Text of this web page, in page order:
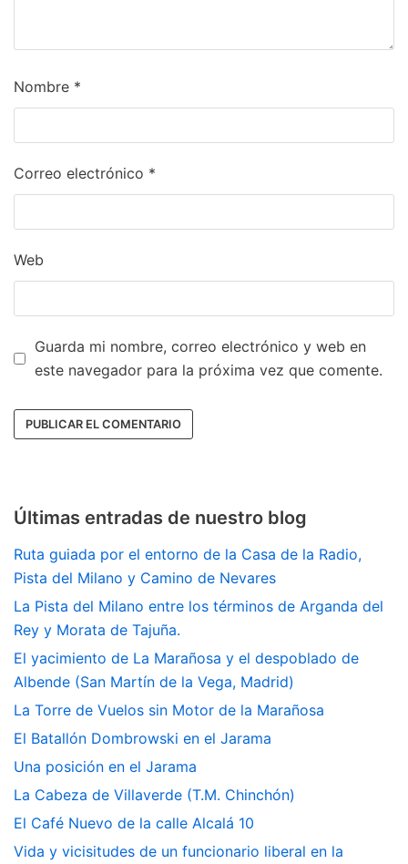
Nombre *
Correo electrónico *
Web
Guarda mi nombre, correo electrónico y web en
este navegador para la próxima vez que comente.
Últimas entradas de nuestro blog
Ruta guiada por el entorno de la Casa de la Radio,
Pista del Milano y Camino de Nevares
La Pista del Milano entre los términos de Arganda del
Rey y Morata de Tajuña.
El yacimiento de La Marañosa y el despoblado de
Albende (San Martín de la Vega, Madrid)
La Torre de Vuelos sin Motor de la Marañosa
El Batallón Dombrowski en el Jarama
Una posición en el Jarama
La Cabeza de Villaverde (T.M. Chinchón)
El Café Nuevo de la calle Alcalá 10
Vida y vicisitudes de un funcionario liberal en la